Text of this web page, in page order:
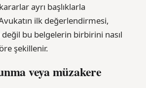
ayrı başlıklarla
ilk değerlendirmesi,
değil bu belgelerin birbirini nasıl
şekillenir.
veya müzakere